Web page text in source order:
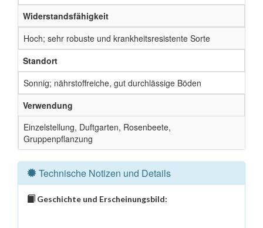
Widerstandsfähigkeit
Hoch; sehr robuste und krankheitsresistente Sorte
Standort
Sonnig; nährstoffreiche, gut durchlässige Böden
Verwendung
Einzelstellung, Duftgarten, Rosenbeete,
Gruppenpflanzung
Technische Notizen und Details
Geschichte und Erscheinungsbild: